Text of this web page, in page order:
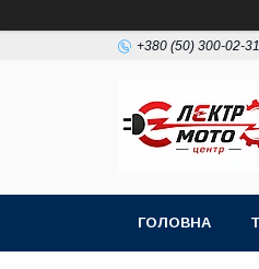
+380 (50) 300-02-31
ГОЛОВНА